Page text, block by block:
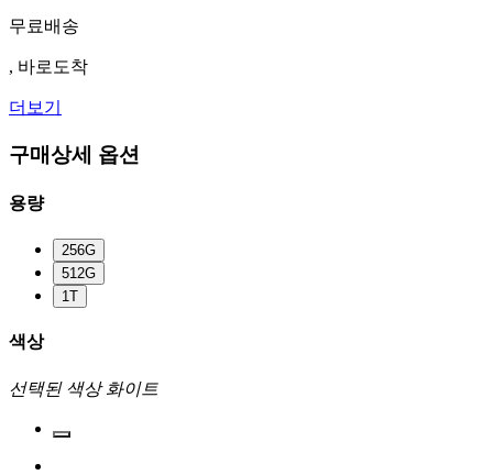
무료배송
, 바로도착
더보기
구매상세 옵션
용량
256G
512G
1T
색상
선택된 색상 화이트